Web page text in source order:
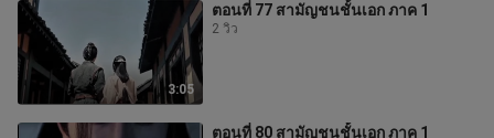
3:05
ตอนที่ 77 สามัญชนชั้นเอก ภาค 1
2 วิว
ตอนที่ 80 สามัญชนชั้นเอก ภาค 1